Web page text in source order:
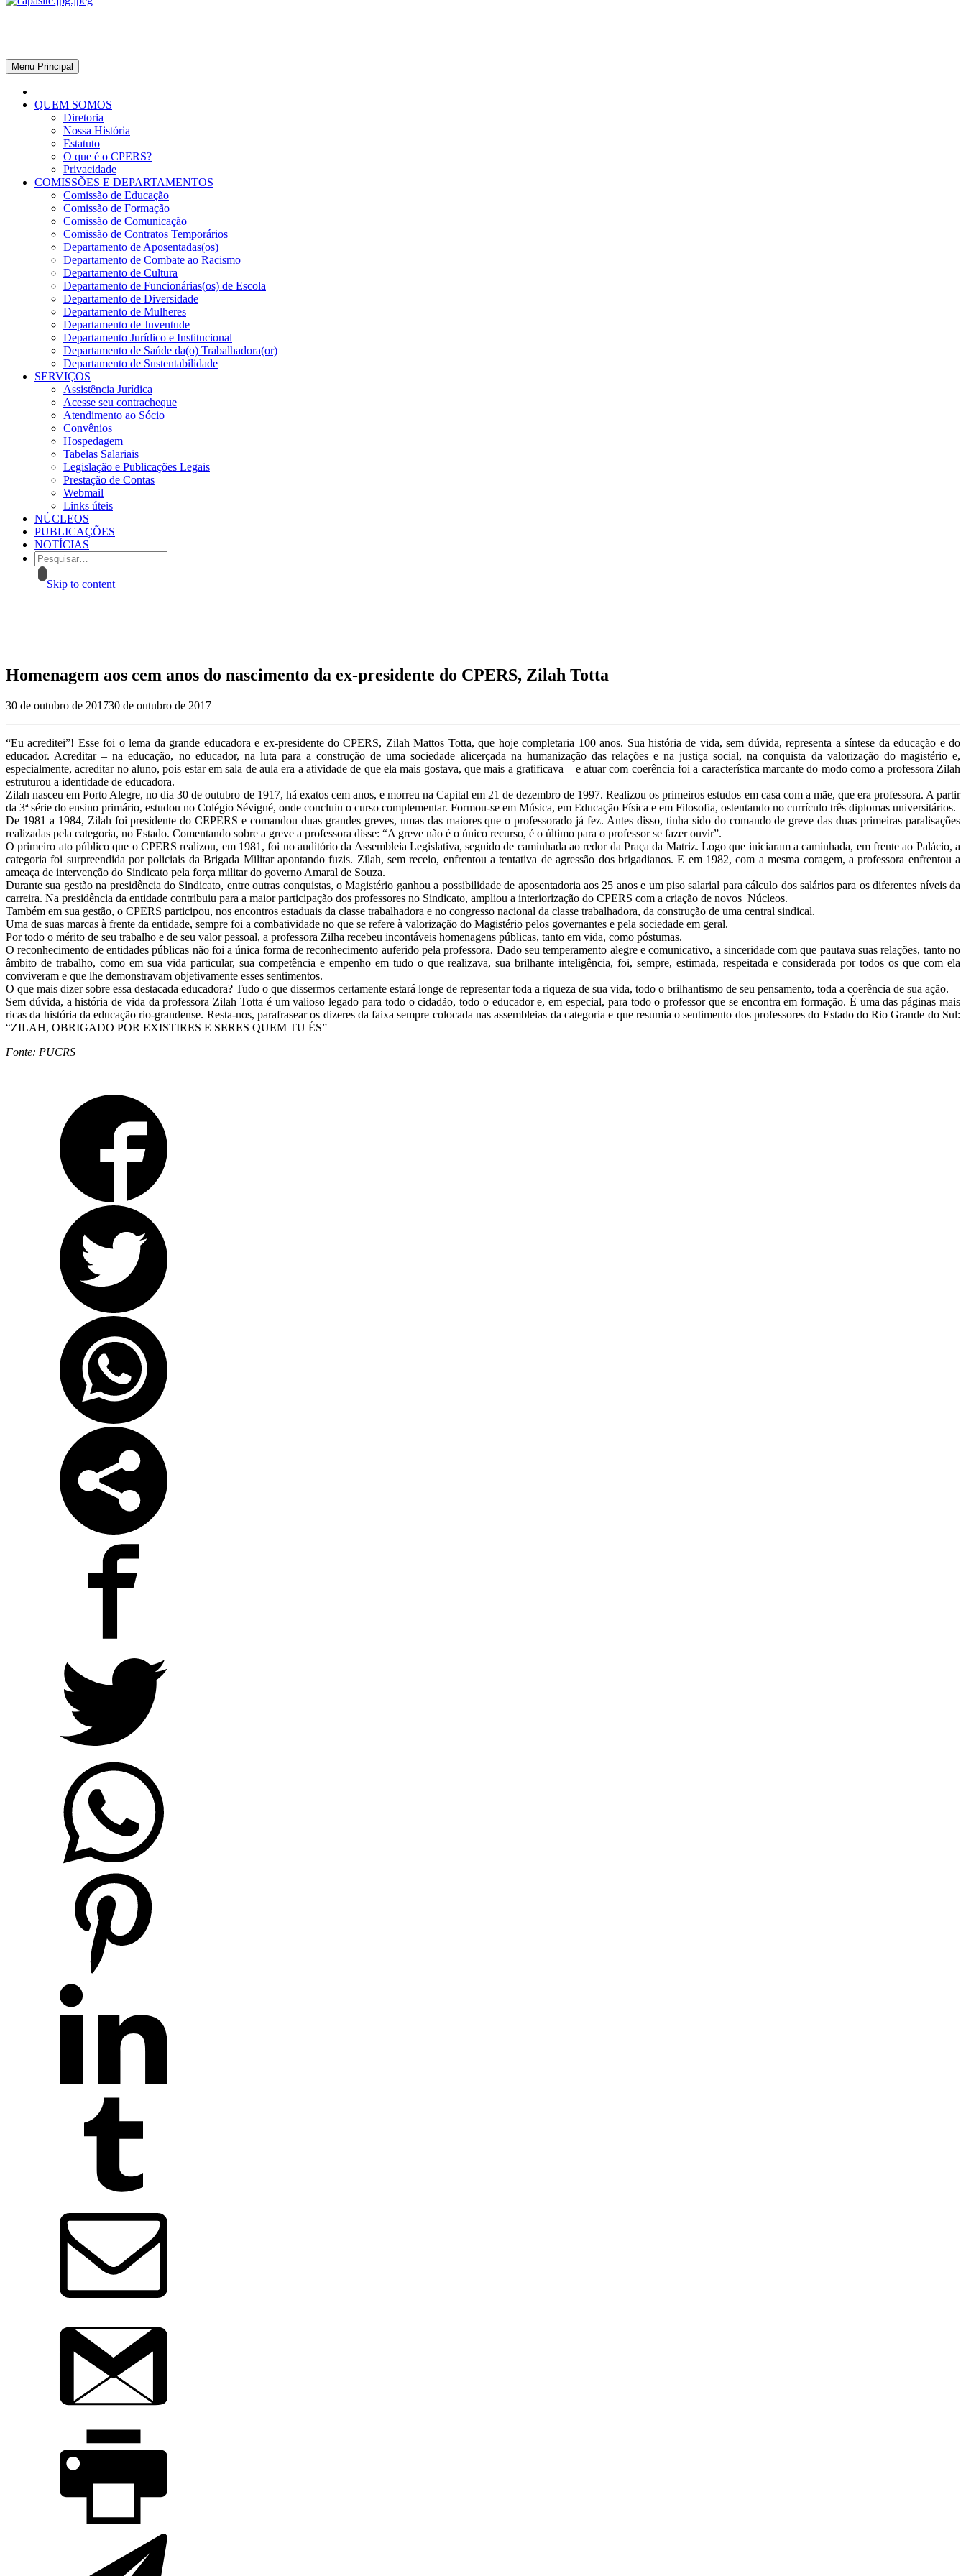
Menu Principal
QUEM SOMOS
Diretoria
Nossa História
Estatuto
O que é o CPERS?
Privacidade
COMISSÕES E DEPARTAMENTOS
Comissão de Educação
Comissão de Formação
Comissão de Comunicação
Comissão de Contratos Temporários
Departamento de Aposentadas(os)
Departamento de Combate ao Racismo
Departamento de Cultura
Departamento de Funcionárias(os) de Escola
Departamento de Diversidade
Departamento de Mulheres
Departamento de Juventude
Departamento Jurídico e Institucional
Departamento de Saúde da(o) Trabalhadora(or)
Departamento de Sustentabilidade
SERVIÇOS
Assistência Jurídica
Acesse seu contracheque
Atendimento ao Sócio
Convênios
Hospedagem
Tabelas Salariais
Legislação e Publicações Legais
Prestação de Contas
Webmail
Links úteis
NÚCLEOS
PUBLICAÇÕES
NOTÍCIAS
Skip to content
Homenagem aos cem anos do nascimento da ex-presidente do CPERS, Zilah Totta
30 de outubro de 201730 de outubro de 2017
“Eu acreditei”! Esse foi o lema da grande educadora e ex-presidente do CPERS, Zilah Mattos Totta, que hoje completaria 100 anos. Sua história de vida, sem dúvida, representa a síntese da educação e do
educador. Acreditar – na educação, no educador, na luta para a construção de uma sociedade alicerçada na humanização das relações e na justiça social, na conquista da valorização do magistério e,
especialmente, acreditar no aluno, pois estar em sala de aula era a atividade de que ela mais gostava, que mais a gratificava – e atuar com coerência foi a característica marcante do modo como a professora Zilah
estruturou a identidade de educadora.
Zilah nasceu em Porto Alegre, no dia 30 de outubro de 1917, há exatos cem anos, e morreu na Capital em 21 de dezembro de 1997. Realizou os primeiros estudos em casa com a mãe, que era professora. A partir
da 3ª série do ensino primário, estudou no Colégio Sévigné, onde concluiu o curso complementar. Formou-se em Música, em Educação Física e em Filosofia, ostentando no currículo três diplomas universitários.
De 1981 a 1984, Zilah foi presidente do CEPERS e comandou duas grandes greves, umas das maiores que o professorado já fez. Antes disso, tinha sido do comando de greve das duas primeiras paralisações
realizadas pela categoria, no Estado. Comentando sobre a greve a professora disse: “A greve não é o único recurso, é o último para o professor se fazer ouvir”.
O primeiro ato público que o CPERS realizou, em 1981, foi no auditório da Assembleia Legislativa, seguido de caminhada ao redor da Praça da Matriz. Logo que iniciaram a caminhada, em frente ao Palácio, a
categoria foi surpreendida por policiais da Brigada Militar apontando fuzis. Zilah, sem receio, enfrentou a tentativa de agressão dos brigadianos. E em 1982, com a mesma coragem, a professora enfrentou a
ameaça de intervenção do Sindicato pela força militar do governo Amaral de Souza.
Durante sua gestão na presidência do Sindicato, entre outras conquistas, o Magistério ganhou a possibilidade de aposentadoria aos 25 anos e um piso salarial para cálculo dos salários para os diferentes níveis da
carreira. Na presidência da entidade contribuiu para a maior participação dos professores no Sindicato, ampliou a interiorização do CPERS com a criação de novos Núcleos.
Também em sua gestão, o CPERS participou, nos encontros estaduais da classe trabalhadora e no congresso nacional da classe trabalhadora, da construção de uma central sindical.
Uma de suas marcas à frente da entidade, sempre foi a combatividade no que se refere à valorização do Magistério pelos governantes e pela sociedade em geral.
Por todo o mérito de seu trabalho e de seu valor pessoal, a professora Zilha recebeu incontáveis homenagens públicas, tanto em vida, como póstumas.
O reconhecimento de entidades públicas não foi a única forma de reconhecimento auferido pela professora. Dado seu temperamento alegre e comunicativo, a sinceridade com que pautava suas relações, tanto no
âmbito de trabalho, como em sua vida particular, sua competência e empenho em tudo o que realizava, sua brilhante inteligência, foi, sempre, estimada, respeitada e considerada por todos os que com ela
conviveram e que lhe demonstravam objetivamente esses sentimentos.
O que mais dizer sobre essa destacada educadora? Tudo o que dissermos certamente estará longe de representar toda a riqueza de sua vida, todo o brilhantismo de seu pensamento, toda a coerência de sua ação.
Sem dúvida, a história de vida da professora Zilah Totta é um valioso legado para todo o cidadão, todo o educador e, em especial, para todo o professor que se encontra em formação. É uma das páginas mais
ricas da história da educação rio-grandense. Resta-nos, parafrasear os dizeres da faixa sempre colocada nas assembleias da categoria e que resumia o sentimento dos professores do Estado do Rio Grande do Sul:
“ZILAH, OBRIGADO POR EXISTIRES E SERES QUEM TU ÉS”
Fonte: PUCRS